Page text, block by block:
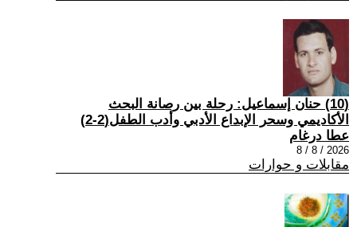
(10) حنان إسماعيل: رحلة بين رصانة البحث
الأكاديمي وسحر الإبداع الأدبي وأدب الطفل(2-2)
عطا درغام
2026 / 8 / 8
مقابلات و حوارات